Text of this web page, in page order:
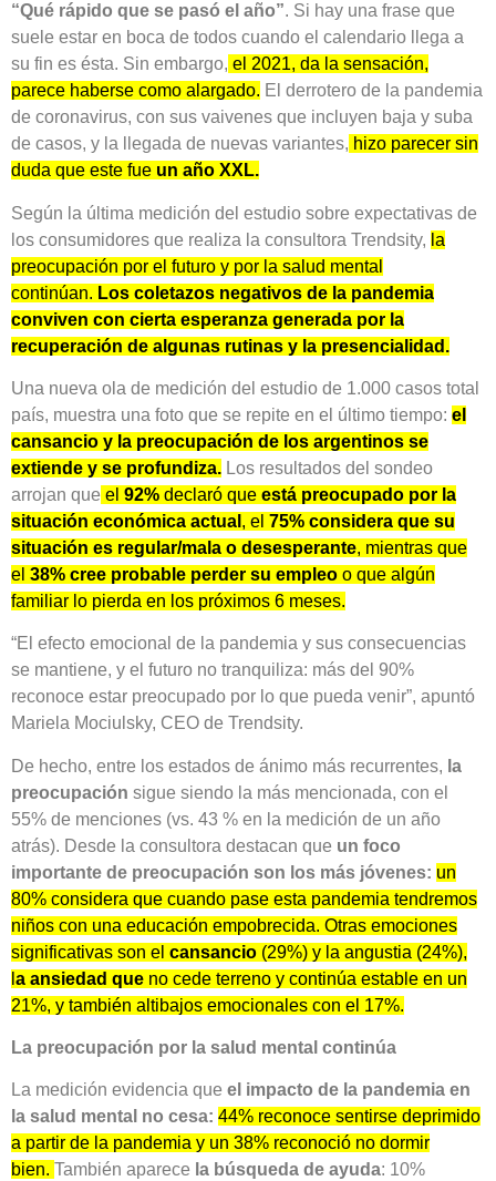
“Qué rápido que se pasó el año”. Si hay una frase que
suele estar en boca de todos cuando el calendario llega a
su fin es ésta. Sin embargo, el 2021, da la sensación,
parece haberse como alargado. El derrotero de la pandemia
de coronavirus, con sus vaivenes que incluyen baja y suba
de casos, y la llegada de nuevas variantes, hizo parecer sin
duda que este fue un año XXL.
Según la última medición del estudio sobre expectativas de
los consumidores que realiza la consultora Trendsity, la
preocupación por el futuro y por la salud mental
continúan. Los coletazos negativos de la pandemia
conviven con cierta esperanza generada por la
recuperación de algunas rutinas y la presencialidad.
Una nueva ola de medición del estudio de 1.000 casos total
país, muestra una foto que se repite en el último tiempo: el
cansancio y la preocupación de los argentinos se
extiende y se profundiza. Los resultados del sondeo
arrojan que el 92% declaró que está preocupado por la
situación económica actual , el 75% considera que su
situación es regular/mala o desesperante, mientras que
el 38% cree probable perder su empleo o que algún
familiar lo pierda en los próximos 6 meses.
“El efecto emocional de la pandemia y sus consecuencias
se mantiene, y el futuro no tranquiliza: más del 90%
reconoce estar preocupado por lo que pueda venir”, apuntó
Mariela Mociulsky, CEO de Trendsity.
De hecho, entre los estados de ánimo más recurrentes, la
preocupación sigue siendo la más mencionada, con el
55% de menciones (vs. 43 % en la medición de un año
atrás). Desde la consultora destacan que un foco
importante de preocupación son los más jóvenes: un
80% considera que cuando pase esta pandemia tendremos
niños con una educación empobrecida. Otras emociones
significativas son el cansancio (29%) y la angustia (24%),
a ansiedad que no cede terreno y continúa estable en un
21%, y también altibajos emocionales con el 17%.
La preocupación por la salud mental continúa
La medición evidencia que el impacto de la pandemia en
la salud mental no cesa: 44% reconoce sentirse deprimido
a partir de la pandemia y un 38% reconoció no dormir
bien. También aparece la búsqueda de ayuda: 10%